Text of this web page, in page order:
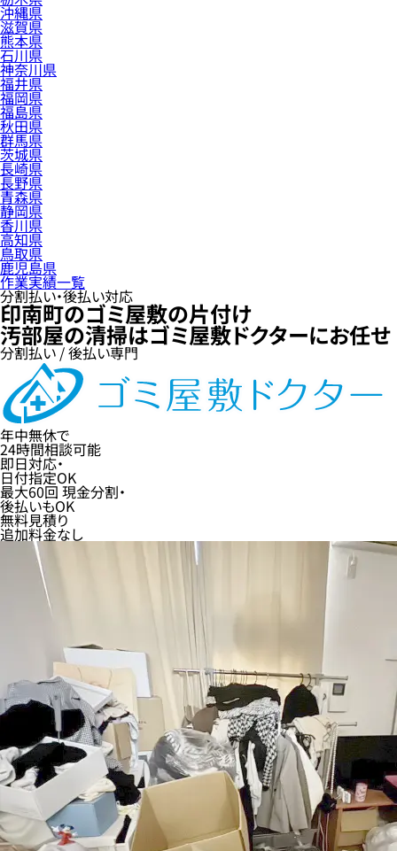
沖縄県
滋賀県
熊本県
石川県
神奈川県
福井県
福岡県
福島県
秋田県
群馬県
茨城県
長崎県
長野県
青森県
静岡県
香川県
高知県
鳥取県
鹿児島県
作業実績一覧
分割払い・後払い対応
印南町のゴミ屋敷の片付け
汚部屋の清掃はゴミ屋敷ドクターにお任せ
分割払い / 後払い専門
年中無休で
24時間相談可能
即日対応・
日付指定OK
最大60回 現金分割・
後払いもOK
無料見積り
追加料金なし